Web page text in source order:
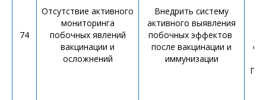
74
Отсутствие активного
мониторинга
побочных явлений
вакцинации и
осложнений
Внедрить систему
активного выявления
побочных эффектов
после вакцинации и
иммунизации